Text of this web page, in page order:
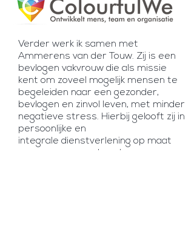
Verder werk ik samen met
Ammerens van der Touw. Zij is een
bevlogen vakvrouw die als missie
kent om zoveel mogelijk mensen te
begeleiden naar een gezonder,
bevlogen en zinvol leven, met minder
negatieve stress. Hierbij gelooft zij in
persoonlijke en
integrale dienstverlening op maat
om een succesvol en duurzaam